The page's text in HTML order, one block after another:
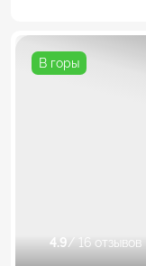
В горы
4.9/ 16 отзывов